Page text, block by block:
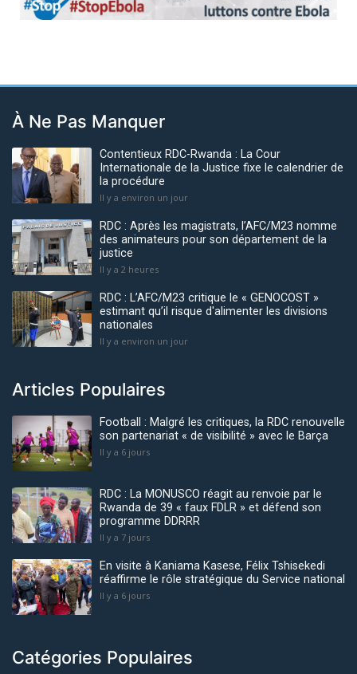
Previous Next
À Ne Pas Manquer
Contentieux RDC-Rwanda : La Cour
Internationale de la Justice fixe le calendrier de
la procédure
Il y a environ un jour
RDC : Après les magistrats, l’AFC/M23 nomme
des animateurs pour son département de la
justice
Il y a 2 heures
RDC : L’AFC/M23 critique le « GENOCOST »
estimant qu’il risque d'alimenter les divisions
nationales
Il y a environ un jour
Articles Populaires
Football : Malgré les critiques, la RDC renouvelle
son partenariat « de visibilité » avec le Barça
Il y a 6 jours
RDC : La MONUSCO réagit au renvoie par le
Rwanda de 39 « faux FDLR » et défend son
programme DDRRR
Il y a 7 jours
En visite à Kaniama Kasese, Félix Tshisekedi
réaffirme le rôle stratégique du Service national
Il y a 6 jours
Catégories Populaires